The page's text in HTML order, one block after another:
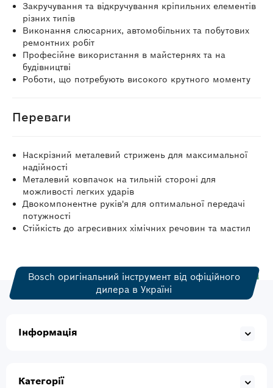
Закручування та відкручування кріпильних елементів
різних типів
Виконання слюсарних, автомобільних та побутових
ремонтних робіт
Професійне використання в майстернях та на
будівництві
Роботи, що потребують високого крутного моменту
Переваги
Наскрізний металевий стрижень для максимальної
надійності
Металевий ковпачок на тильній стороні для
можливості легких ударів
Двокомпонентне руків'я для оптимальної передачі
потужності
Стійкість до агресивних хімічних речовин та мастил
Bosch оригінальний інструмент від офіційного
дилера в Україні
Інформація
Категорії